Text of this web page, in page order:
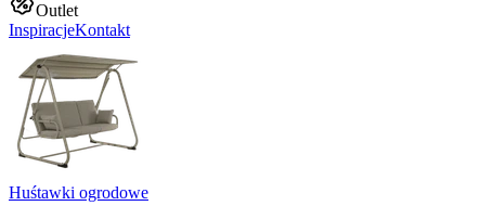
Outlet
InspiracjeKontakt
Huśtawki ogrodowe